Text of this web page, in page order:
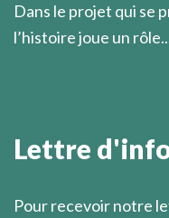
Dans le projet qui se
l’histoire joue un
Lettre
Pour recevoir notre